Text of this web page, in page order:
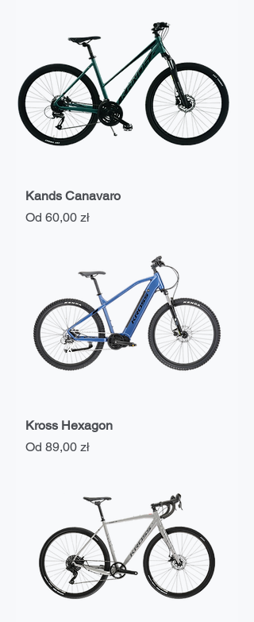
Kands Canavaro
Od 60,00 zł
Cena rabatowa
Kross Hexagon
Od 89,00 zł
Cena rabatowa